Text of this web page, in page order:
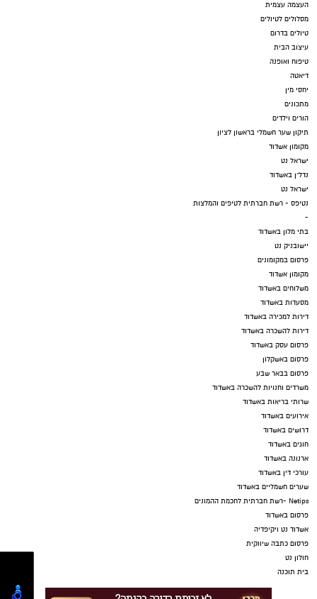
העצמה עצמית
מסלולים לטיולים
טיולים בדרום
עיצוב הבית
טיפוח ואופנה
דיאטה
יחסי מין
מתכונים
הורים וילדים
תיקון שער חשמלי בראשון לציון
מקומון אשדוד
ישראל נט
נדל"ן באשדוד
ישראל נט
נטיפס - רשת חברתית לטיפים והמלצות
-
בתי מלון באשדוד
יישובניק נט
פרסום במקומונים
מקומון אשדוד
משלוחים באשדוד
מסעדות באשדוד
דירות למכירה באשדוד
דירות להשכרה באשדוד
פרסום עסק באשדוד
פרסום באשקלון
פרסום בבאר שבע
משרדים וחנויות להשכרה באשדוד
שרותי בריאות באשדוד
אירועים באשדוד
דרושים באשדוד
חוגים באשדוד
ארנונה באשדוד
עורכי דין באשדוד
שערים חשמליים באשדוד
Netips -רשת חברתית לחכמת ההמונים
פרסום באשדוד
אשדוד נט ויקיפדיה
פרסום כתבה שיווקית
חולון נט
בית תוכנה